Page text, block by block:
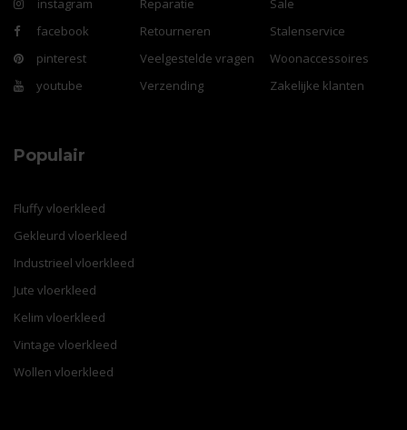
facebook
pinterest
youtube
Retourneren
Veelgestelde vragen
Verzending
Stalenservice
Woonaccessoires
Zakelijke klanten
Populair
Fluffy vloerkleed
Gekleurd vloerkleed
Industrieel vloerkleed
Jute vloerkleed
Kelim vloerkleed
Vintage vloerkleed
Wollen vloerkleed